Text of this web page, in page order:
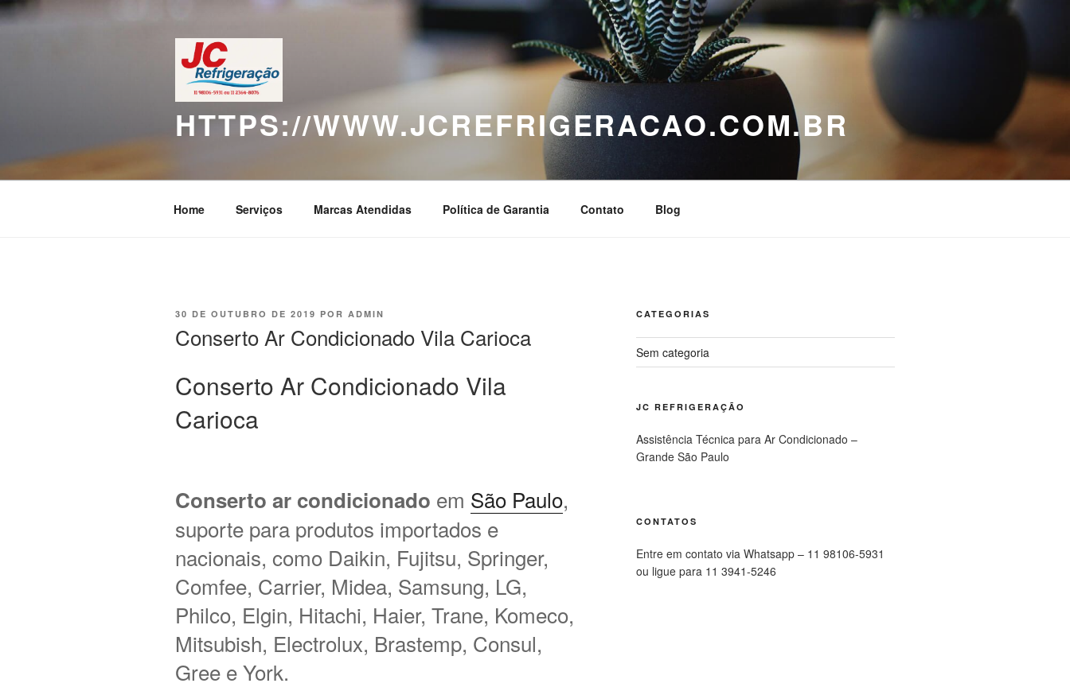
Pular
para
HTTPS://WWW.JCREFRIGERACAO.COM.BR
Home Serviços Marcas Atendidas Política de Garantia Contato Blog
PUBLICADO
30 DE OUTUBRO DE 2019 POR ADMIN
Conserto Ar Condicionado Vila Carioca
Conserto Ar Condicionado Vila
Carioca
Conserto ar condicionado em São Paulo,
suporte para produtos importados e
nacionais, como Daikin, Fujitsu, Springer,
Comfee, Carrier, Midea, Samsung, LG,
Philco, Elgin, Hitachi, Haier, Trane, Komeco,
Mitsubish, Electrolux, Brastemp, Consul,
Gree e York.
CATEGORIAS
Sem categoria
JC REFRIGERAÇÃO
Assistência Técnica para Ar Condicionado –
Grande São Paulo
CONTATOS
Entre em contato via Whatsapp – 11 98106-5931
ou ligue para 11 3941-5246